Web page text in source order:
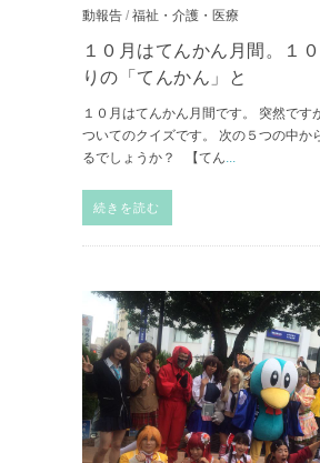
動報告 / 福祉・介護・医療
１０月はてんかん月間。１
りの「てんかん」と
１０月はてんかん月間です。 突然です
ついてのクイズです。 次の５つの中か
るでしょうか？ 【てん
続きを読む